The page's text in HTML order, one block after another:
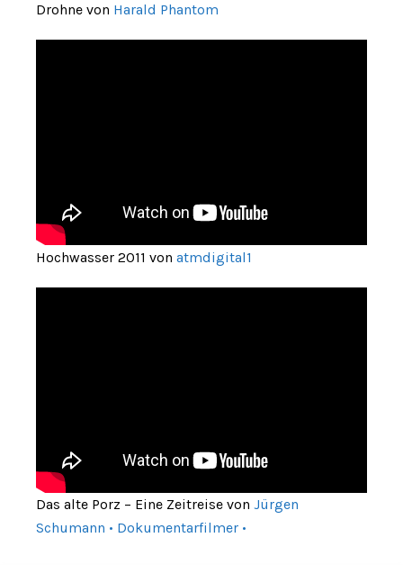
Drohne von Harald Phantom
Hochwasser 2011 von atmdigital1
Das alte Porz – Eine Zeitreise von Jürgen
Schumann • Dokumentarfilmer •